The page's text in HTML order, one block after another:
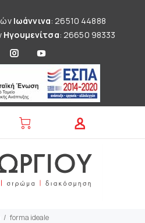
Ιωάννινα: 26510 44888
Ηγουμενίτσα: 26650 98333
forma ideale